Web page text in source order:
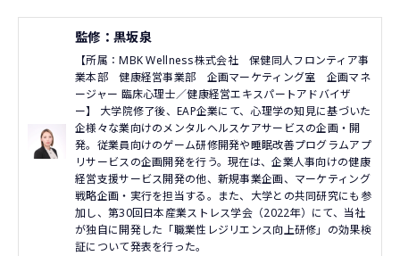
監修：黒坂泉
【所属：MBK Wellness株式会社 保健同人フロンティア事
業本部 健康経営事業部 企画マーケティング室 企画マネ
ージャー 臨床心理士／健康経営エキスパートアドバイザ
ー】 大学院修了後、EAP企業にて、心理学の知見に基づいた
企様々な業向けのメンタルヘルスケアサービスの企画・開
発。従業員向けのゲーム研修開発や睡眠改善プログラムアプ
リサービスの企画開発を行う。現在は、企業人事向けの健康
経営支援サービス開発の他、新規事業企画、マーケティング
戦略企画・実行を担当する。また、大学との共同研究にも参
加し、第30回日本産業ストレス学会（2022年）にて、当社
が独自に開発した「職業性レジリエンス向上研修」の効果検
証について発表を行った。